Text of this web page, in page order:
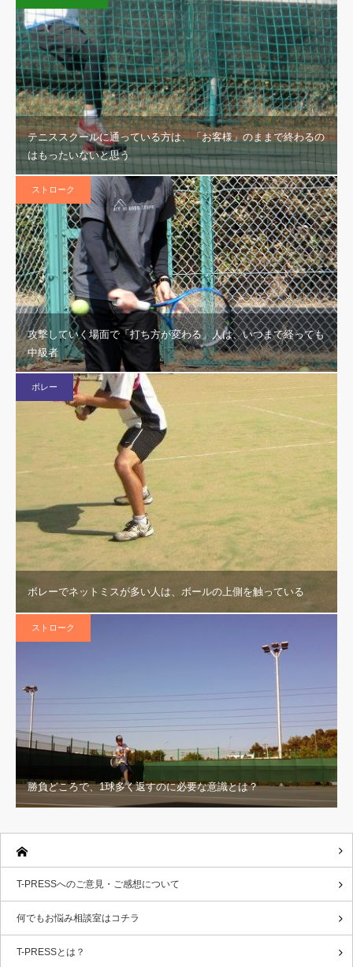
テニススクールに通っている方は、「お客様」のままで終わるの
はもったいないと思う
ストローク
攻撃していく場面で「打ち方が変わる」人は、いつまで経っても
中級者
ボレー
ボレーでネットミスが多い人は、ボールの上側を触っている
ストローク
勝負どころで、1球多く返すのに必要な意識とは？
T-PRESSへのご意見・ご感想について
何でもお悩み相談室はコチラ
T-PRESSとは？